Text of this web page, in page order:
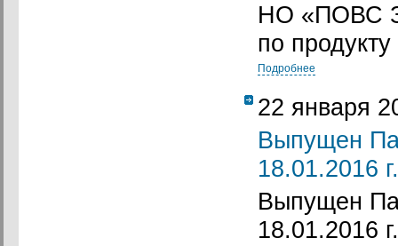
НО «ПОВС
по
Подробнее
22 января
Выпущен
18.01.2016
Выпущен
18.01.2016